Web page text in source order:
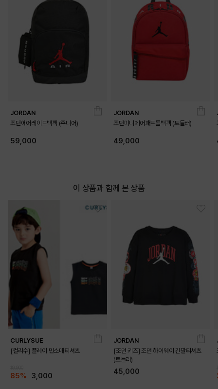
JORDAN
조던에어레이드백팩 (주니어)
59,000
JORDAN
조던미니에어패트롤백팩 (토들러)
49,000
이 상품과 함께 본 상품
CURLYSUE
[컬리수] 플레이 민소매티셔츠
85% 3,000
JORDAN
[조던 키즈] 조던 하이웨이 긴팔티셔츠
(토들러)
45,000